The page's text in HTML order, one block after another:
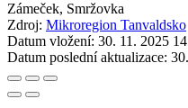
Zámeček, Smržovka
Zdroj: Mikroregion Tanvaldsko
Datum vložení: 30. 11. 2025
Datum poslední aktualizace: